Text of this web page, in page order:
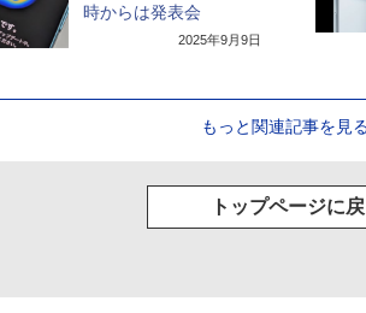
時からは発表会
2025年9月9日
もっと関連記事を見
トップページに